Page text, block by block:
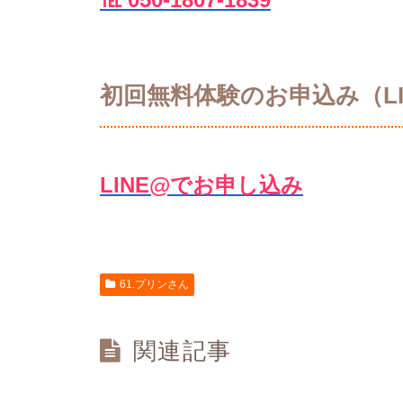
初回無料体験のお申込み（
LINE@でお申し込み
61.プリンさん
関連記事